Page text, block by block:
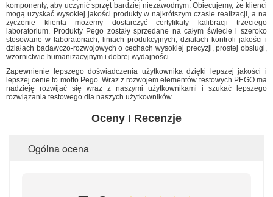
komponenty, aby uczynić sprzęt bardziej niezawodnym. Obiecujemy, że klienci
mogą uzyskać wysokiej jakości produkty w najkrótszym czasie realizacji, a na
życzenie klienta możemy dostarczyć certyfikaty kalibracji trzeciego
laboratorium. Produkty Pego zostały sprzedane na całym świecie i szeroko
stosowane w laboratoriach, liniach produkcyjnych, działach kontroli jakości i
działach badawczo-rozwojowych o cechach wysokiej precyzji, prostej obsługi,
wzornictwie humanizacyjnym i dobrej wydajności.
Zapewnienie lepszego doświadczenia użytkownika dzięki lepszej jakości i
lepszej cenie to motto Pego. Wraz z rozwojem elementów testowych PEGO ma
nadzieję rozwijać się wraz z naszymi użytkownikami i szukać lepszego
rozwiązania testowego dla naszych użytkowników.
Oceny I Recenzje
Ogólna ocena